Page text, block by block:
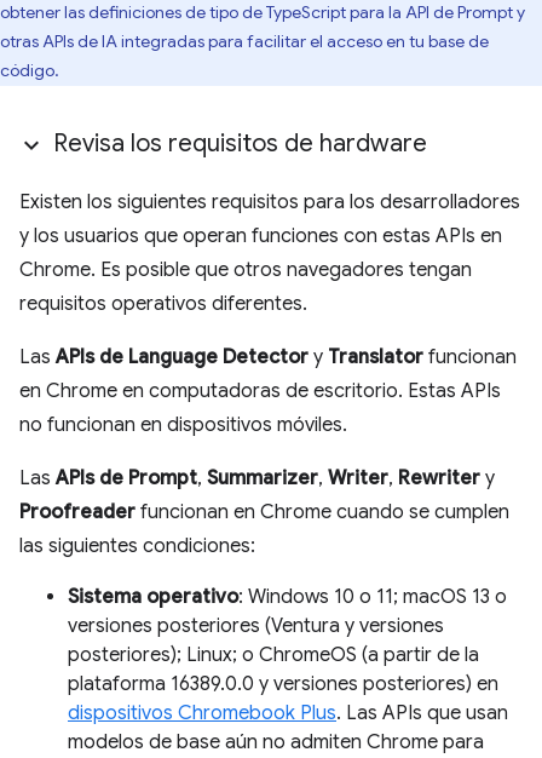
obtener las definiciones de tipo de TypeScript para la API de Prompt y
otras APIs de IA integradas para facilitar el acceso en tu base de
código.
Revisa los requisitos de hardware
Existen los siguientes requisitos para los desarrolladores
y los usuarios que operan funciones con estas APIs en
Chrome. Es posible que otros navegadores tengan
requisitos operativos diferentes.
LasAPIs de Language Detector y Translator funcionan
en Chrome en computadoras de escritorio. Estas APIs
no funcionan en dispositivos móviles.
LasAPIs de Prompt, Summarizer, Writer, Rewriter y
Proofreader funcionan en Chrome cuando se cumplen
las siguientes condiciones:
Sistema operativo: Windows 10 o 11; macOS 13 o
versiones posteriores (Ventura y versiones
posteriores); Linux; o ChromeOS (a partir de la
plataforma 16389.0.0 y versiones posteriores) en
dispositivos Chromebook Plus. Las APIs que usan
modelos de base aún no admiten Chrome para